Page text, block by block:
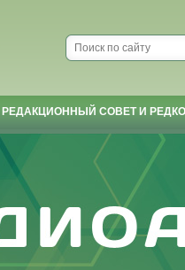
РЕДАКЦИОННЫЙ СОВЕТ И